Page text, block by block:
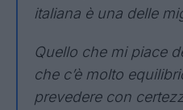
italiana è una delle
Quello che mi piace
che c’è molto
prevedere con